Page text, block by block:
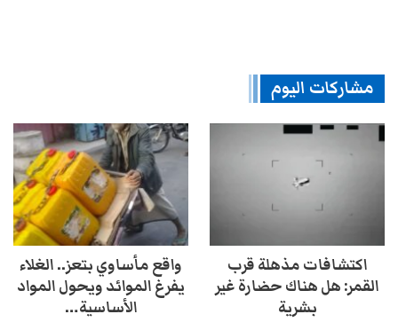
مشاركات اليوم
اكتشافات مذهلة قرب
القمر: هل هناك حضارة غير
بشرية
واقع مأساوي بتعز.. الغلاء
يفرغ الموائد ويحول المواد
الأساسية…